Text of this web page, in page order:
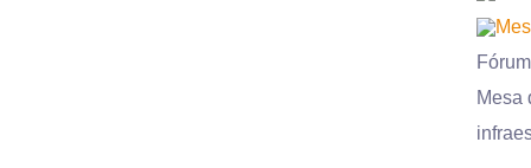
Mesa